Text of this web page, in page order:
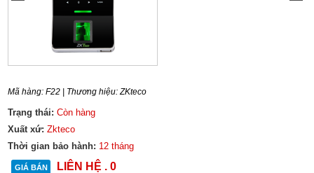
Mã hàng:F22 | Thương hiệu:ZKteco
Trạng thái: Còn hàng
Xuất xứ: Zkteco
Thời gian bảo hành: 12 tháng
GIÁ BÁN LIÊN HỆ . 0